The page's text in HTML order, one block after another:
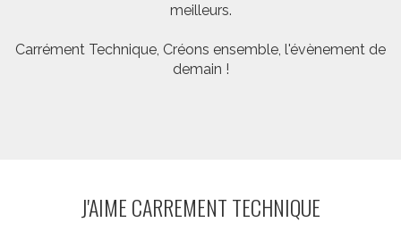
meilleurs.
Carrément Technique, Créons ensemble, l'évènement de
demain !
J'AIME CARREMENT TECHNIQUE